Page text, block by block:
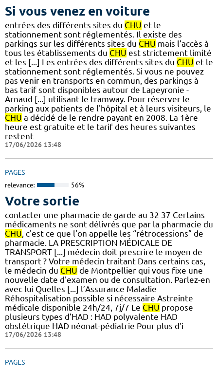
Si vous venez en voiture
entrées des différents sites du CHU et le
stationnement sont réglementés. Il existe des
parkings sur les différents sites du CHU mais l’accès à
tous les établissements du CHU est strictement limité
et les [...] Les entrées des différents sites du CHU et le
stationnement sont réglementés. Si vous ne pouvez
pas venir en transports en commun, des parkings à
bas tarif sont disponibles autour de Lapeyronie -
Arnaud [...] utilisant le tramway. Pour réserver le
parking aux patients de l'hôpital et à leurs visiteurs, le
CHU a décidé de le rendre payant en 2008. La 1ère
heure est gratuite et le tarif des heures suivantes
restent
17/06/2026 13:48
PAGES
relevance: 56%
Votre sortie
contacter une pharmacie de garde au 32 37 Certains
médicaments ne sont délivrés que par la pharmacie du
CHU, c'est ce que l'on appelle les “rétrocessions” de
pharmacie. LA PRESCRIPTION MÉDICALE DE
TRANSPORT [...] médecin doit prescrire le moyen de
transport ? Votre médecin traitant Dans certains cas,
le médecin du CHU de Montpellier qui vous fixe une
nouvelle date d'examen ou de consultation. Parlez-en
avec lui Quelles [...] l’Assurance Maladie
Réhospitalisation possible si nécessaire Astreinte
médicale disponible 24h/24, 7j/7 Le CHU propose
plusieurs types d’HAD : HAD polyvalente HAD
obstétrique HAD néonat-pédiatrie Pour plus d'i
17/06/2026 13:48
PAGES